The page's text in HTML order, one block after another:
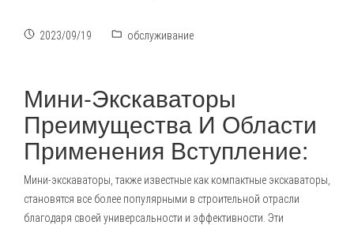
2023/09/19 обслуживание
Мини-Экскаваторы
Преимущества И Области
Применения Вступление:
Мини-экскаваторы , также известные как компактные экскаваторы,
становятся все более популярными в строительной отрасли
благодаря своей универсальности и эффективности. Эти